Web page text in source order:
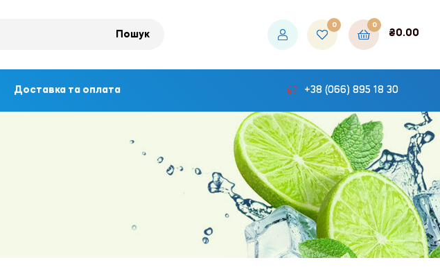
Пошук
0 0
₴0.00
Доставка та оплата +38 (066) 895 18 30